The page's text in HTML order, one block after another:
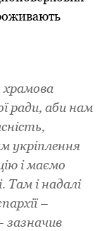
хpамова
pади, аби нам
укpіплення
і маємо
Там і надалі
–
зазначив